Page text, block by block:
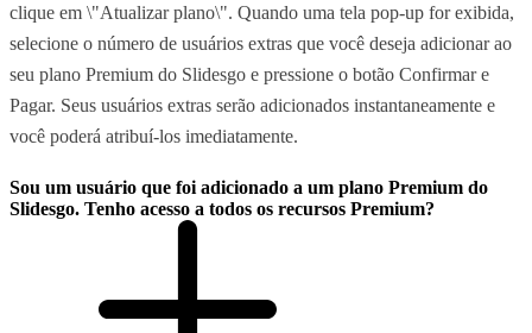
clique em \"Atualizar plano\". Quando uma tela pop-up for exibida,
selecione o número de usuários extras que você deseja adicionar ao
seu plano Premium do Slidesgo e pressione o botão Confirmar e
Pagar. Seus usuários extras serão adicionados instantaneamente e
você poderá atribuí-los imediatamente.
Sou um usuário que foi adicionado a um plano Premium do
Slidesgo. Tenho acesso a todos os recursos Premium?